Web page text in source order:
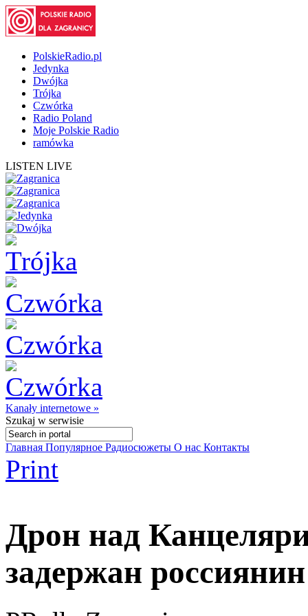
PolskieRadio.pl
Jedynka
Dwójka
Trójka
Czwórka
Radio Poland
Moje Polskie Radio
ramówka
LISTEN LIVE
Kanały internetowe »
Szukaj w serwisie
Главная Популярное Радиосюжеты О нас Контакты
Print
Дрон над
задержан россиянин